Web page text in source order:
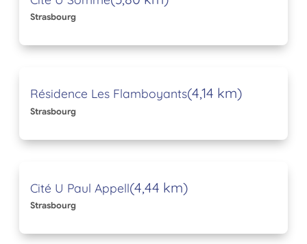
Strasbourg
Résidence Les Flamboyants(4,14 km)
Strasbourg
Cité U Paul Appell(4,44 km)
Strasbourg